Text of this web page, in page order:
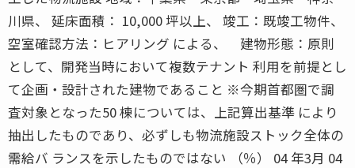
川県、 延床面積： 10,000 坪以上、 竣工：既竣工物件、
空室確認方法：ヒアリング による、 建物形態：原則
として、開発当時において複数テナント 利用を前提とし
て企画・設計された建物であること ※今期首都圏で調
査対象となった50 棟については、上記算出基準 により
抽出したものであり、必ずしも物流施設ストック全体の
需給バ ランスを示したものではない （％） 04 年3月 04